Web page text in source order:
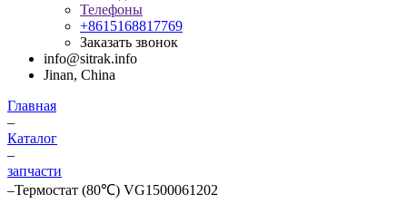
Телефоны
+8615168817769
Заказать звонок
info@sitrak.info
Jinan, China
Главная
–
Каталог
–
запчасти
–Термостат (80℃) VG1500061202